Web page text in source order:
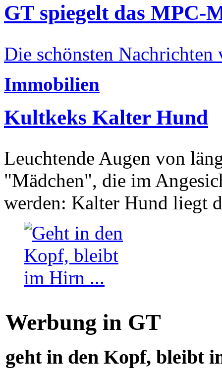
GT spiegelt das MPC-
Die schönsten Nachrichten
Immobilien
Kultkeks Kalter Hund
Leuchtende Augen von
"Mädchen", die im
werden: Kalter Hund liegt
Werbung in GT
geht in den Kopf, bleibt